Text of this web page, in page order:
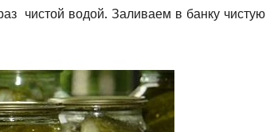
чистой водой. Заливаем в банку чистую